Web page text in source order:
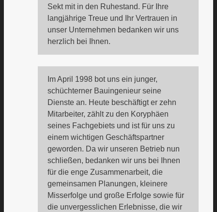
Sekt mit in den Ruhestand. Für Ihre
langjährige Treue und Ihr Vertrauen in
unser Unternehmen bedanken wir uns
herzlich bei Ihnen.
Im April 1998 bot uns ein junger,
schüchterner Bauingenieur seine
Dienste an. Heute beschäftigt er zehn
Mitarbeiter, zählt zu den Koryphäen
seines Fachgebiets und ist für uns zu
einem wichtigen Geschäftspartner
geworden. Da wir unseren Betrieb nun
schließen, bedanken wir uns bei Ihnen
für die enge Zusammenarbeit, die
gemeinsamen Planungen, kleinere
Misserfolge und große Erfolge sowie für
die unvergesslichen Erlebnisse, die wir